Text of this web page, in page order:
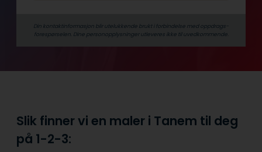
Din kontaktinformasjon blir utelukkende brukt i forbindelse med oppdrags­
forespørselen. Dine person­­opplysninger utleveres ikke til uvedkommende.
Slik finner vi en maler i Tanem til deg
på 1-2-3: